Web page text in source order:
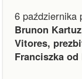
6 października
Brunon
Vitores,
Franciszka